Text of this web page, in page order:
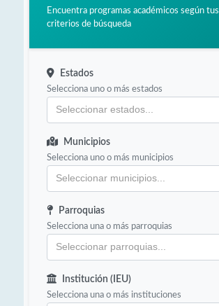
Encuentra programas académicos según tus
criterios de búsqueda
Estados
Selecciona uno o más estados
Municipios
Selecciona uno o más municipios
Parroquias
Selecciona una o más parroquias
Institución (IEU)
Selecciona una o más instituciones